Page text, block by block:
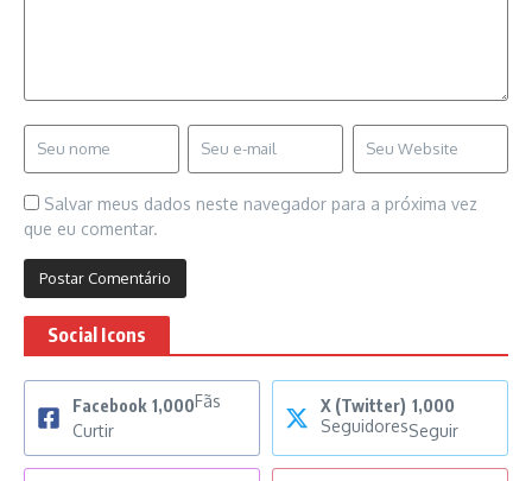
Salvar meus dados neste navegador para a próxima vez
que eu comentar.
Social Icons
Facebook 1,000Fãs
Curtir
X (Twitter) 1,000
SeguidoresSeguir